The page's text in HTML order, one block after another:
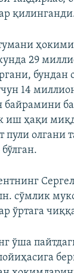
29
бундан
14
байрамини
иш ҳақи
пули олгани
сўмлик
ўртага
ўша